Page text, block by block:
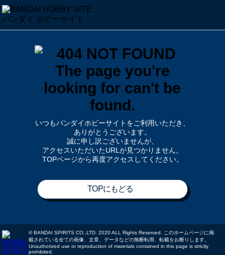
いつもバンダイホビーサイトをご利用いただき、
ありがとうございます。
誠に申し訳ございませんが、
アクセスいただいたURLが見つかりません。
TOPページから再度アクセスしてください。
TOPにもどる
© BANDAI SPIRITS CO.,LTD. 2020 ALL Rights Reserved. このホームページに掲
載されている全ての画像、文章、データなどの無断転用、転載をお断りします。
Unauthorized use or reproduction of materials contained in this page is strictly
prohibited.